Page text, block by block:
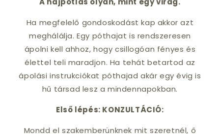
Ha megfelelő gondoskodást kap akkor azt
meghálálja. Egy póthajat is rendszeresen
ápolni kell ahhoz, hogy csillogóan fényes és
élettel teli maradjon. Ha tehát betartod az
ápolási instrukciókat póthajad akár egy évig is
hű társad lesz a mindennapokban.
Első lépés: KONZULTÁCIÓ:
Mondd el szakemberünknek mit szeretnél, ő